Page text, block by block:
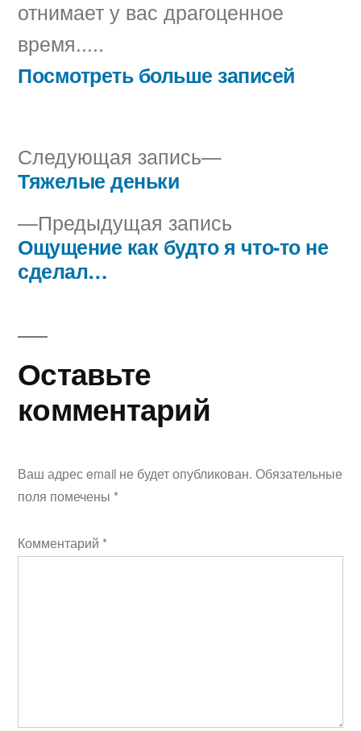
отнимает у вас драгоценное
время.....
Посмотреть больше записей
Навигация
по
записям
Предыдущая запись
запись:
Ощущение как будто я что-то не
сделал…
Следующая запись
Следующая
Тяжелые деньки
Оставьте
комментарий
Ваш адрес email не будет опубликован. Обязательные
поля помечены *
Комментарий *